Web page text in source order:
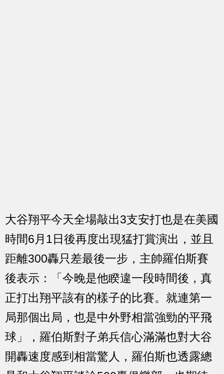
大谷翔平今天全場敲出3支安打也是在美國
時間6月1日後再度出現猛打賞演出，並且
距離300轟只差最後一步，主帥羅伯斯賽
後表示：「今晚是他睽違一段時間後，真
正打出翔平該有的樣子的比賽。就連第一
局那個出局，也是中外野相當強勁的平飛
球」，羅伯斯對子弟兵信心滿滿也對大谷
開轟速度感到相當驚人，羅伯斯也透露總